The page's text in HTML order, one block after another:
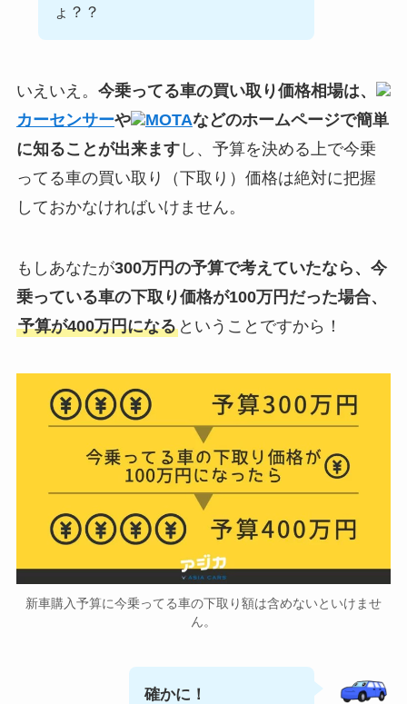
ょ？？
いえいえ。 今乗ってる車の買い取り価格相場は、
カーセンサーや MOTAなどのホームページで簡単
に知ることが出来ますし、予算を決める上で今乗
ってる車の買い取り（下取り）価格は絶対に把握
しておかなければいけません。
もしあなたが300万円の予算で考えていたなら、今
乗っている車の下取り価格が100万円だった場合、
予算が400万円になるということですから！
新車購入予算に今乗ってる車の下取り額は含めないといけませ
ん。
確かに！